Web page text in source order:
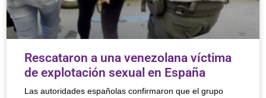
Rescataron a una venezolana víctima
de explotación sexual en España
Las autoridades españolas confirmaron que el grupo